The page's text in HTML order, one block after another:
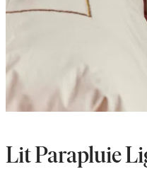
Lit Parapluie